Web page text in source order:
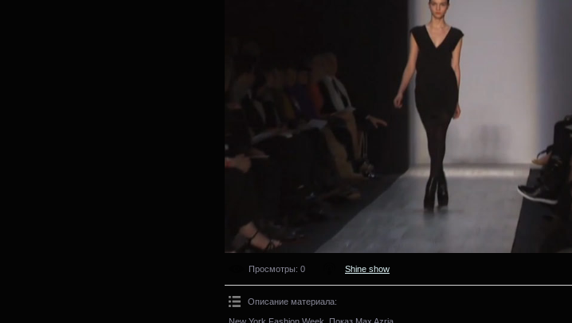
Просмотры: 0 Shine show
Описание материала:
New York Fashion Week. Показ Max Azria.